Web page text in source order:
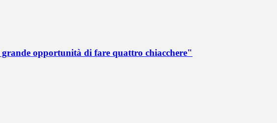
opportunità di fare quattro chiacchere"